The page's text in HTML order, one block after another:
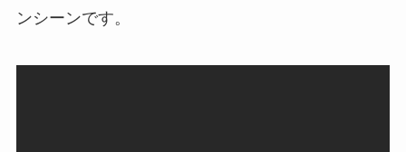
ンシーンです。